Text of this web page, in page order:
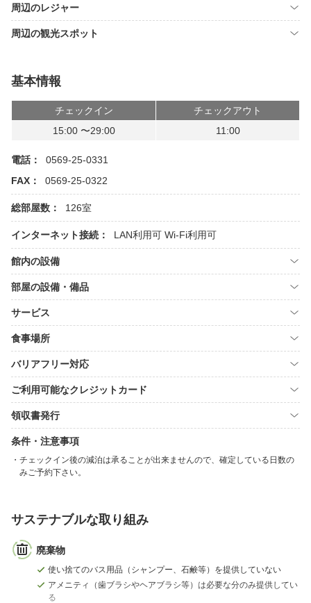
周辺のレジャー
周辺の観光スポット
基本情報
チェックイン
チェックアウト
15:00 〜29:00
11:00
電話：
0569-25-0331
FAX：
0569-25-0322
総部屋数： 126室
インターネット接続： LAN利用可 Wi-Fi利用可
館内の設備
部屋の設備・備品
サービス
食事場所
バリアフリー対応
ご利用可能なクレジットカード
領収書発行
条件・注意事項
チェックイン後の減泊は承ることが出来ませんので、確定している日数の
みご予約下さい。
サステナブルな取り組み
廃棄物
使い捨てのバス用品（シャンプー、石鹸等）を提供していない
アメニティ（歯ブラシやヘアブラシ等）は必要な分のみ提供してい
る